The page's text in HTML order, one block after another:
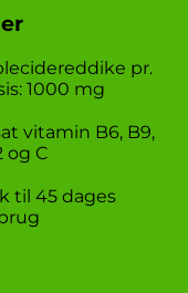
pr.
1000 mg
vitamin B6, B9,
og C
til 45 dages